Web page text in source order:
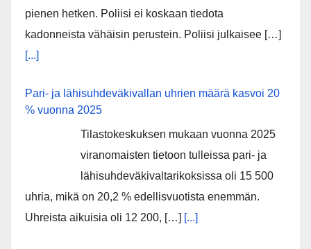
pienen hetken. Poliisi ei koskaan tiedota
kadonneista vähäisin perustein. Poliisi julkaisee […]
[...]
Pari- ja lähisuhdeväkivallan uhrien määrä kasvoi 20
% vuonna 2025
Tilastokeskuksen mukaan vuonna 2025
viranomaisten tietoon tulleissa pari- ja
lähisuhdeväkivaltarikoksissa oli 15 500
uhria, mikä on 20,2 % edellisvuotista enemmän.
Uhreista aikuisia oli 12 200, […] [...]